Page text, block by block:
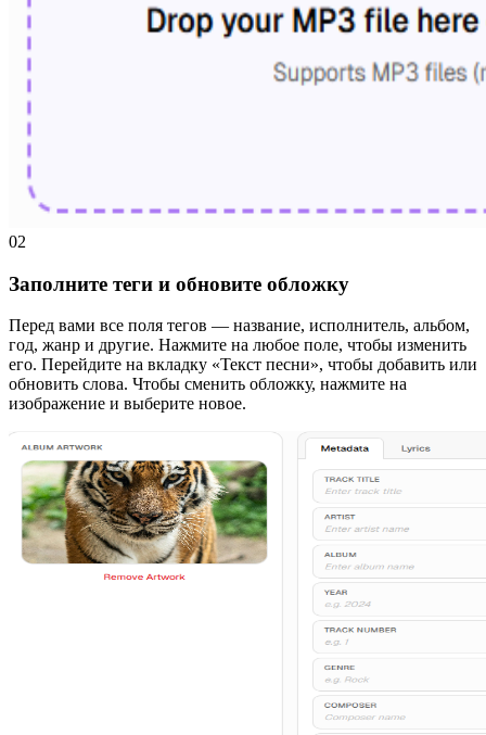
02
Заполните теги и обновите обложку
Перед вами все поля тегов — название, исполнитель, альбом,
год, жанр и другие. Нажмите на любое поле, чтобы изменить
его. Перейдите на вкладку «Текст песни», чтобы добавить или
обновить слова. Чтобы сменить обложку, нажмите на
изображение и выберите новое.